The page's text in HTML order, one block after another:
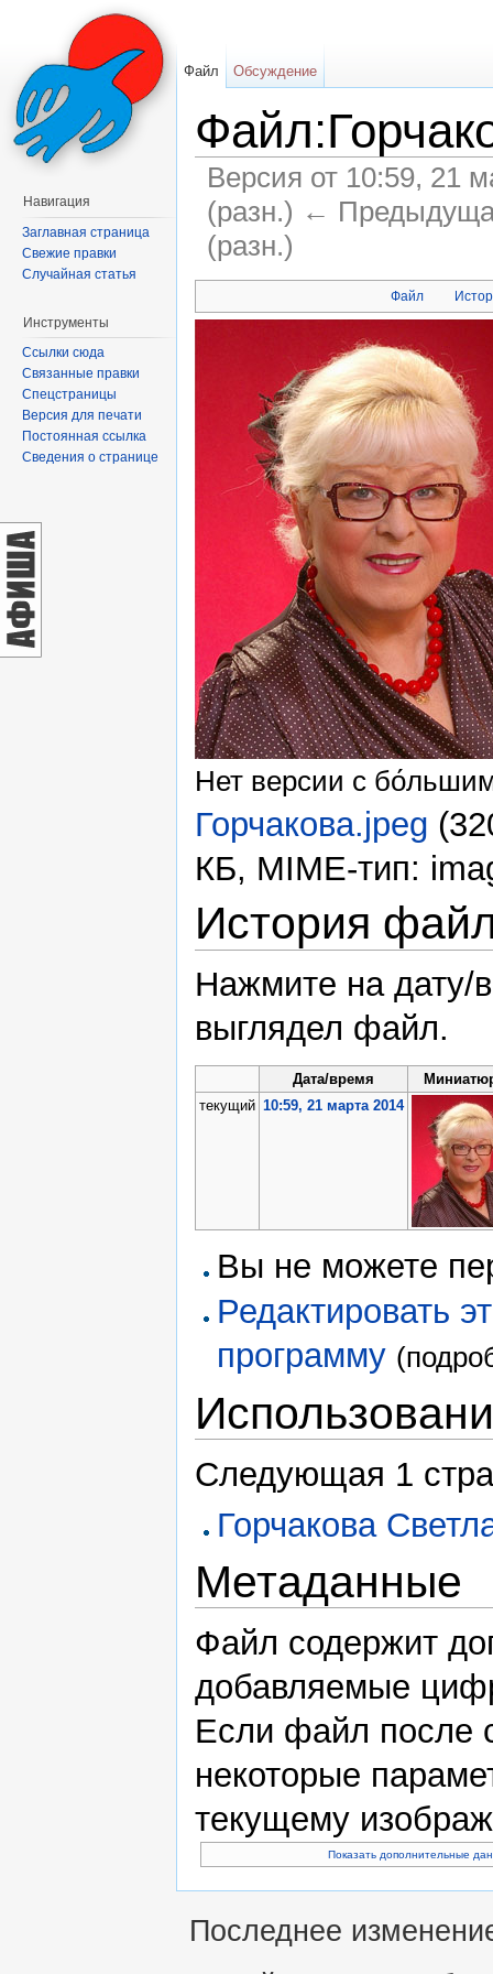
Версия от 10:59, 21
(разн.) ←
(разн.)
Файл
Нет версии с
Горчакова.jpeg
КБ, MIME-тип:
История
Нажмите на дату/
выглядел файл.
Дата/время
текущий 10:59, 21 марта 2014
Вы не можете
Редактировать
программу
Следующая 1
Горчакова
Метаданные
Файл содержит
добавляемые
Если файл после
некоторые
текущему
Показать дополнительные
Файл Обсуждение
Навигация
Заглавная страница
Свежие правки
Случайная статья
Инструменты
Ссылки сюда
Связанные правки
Спецстраницы
Версия для печати
Постоянная ссылка
Сведения о странице
Последнее